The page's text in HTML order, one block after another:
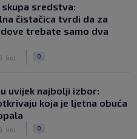
sredstva:
čistačica tvrdi da za
trebate samo dva
kol. 0
uvijek najbolji izbor:
koja je ljetna obuća
kol. 0